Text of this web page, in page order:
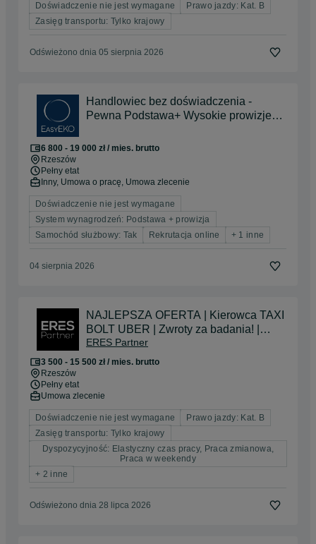
Doświadczenie nie jest wymagane
Prawo jazdy: Kat. B
Zasięg transportu: Tylko krajowy
Odświeżono dnia 05 sierpnia 2026
Handlowiec bez doświadczenia -
Pewna Podstawa+ Wysokie prowizje+
6 800 - 19 000 zł / mies. brutto
Rzeszów
Pełny etat
Inny, Umowa o pracę, Umowa zlecenie
Doświadczenie nie jest wymagane
System wynagrodzeń: Podstawa + prowizja
Samochód służbowy: Tak
Rekrutacja online + 1 inne
04 sierpnia 2026
NAJLEPSZA OFERTA | Kierowca TAXI
BOLT UBER | Zwroty za badania! |
BONUSY dla Kierowców
ERES Partner
3 500 - 15 500 zł / mies. brutto
Rzeszów
Pełny etat
Umowa zlecenie
Doświadczenie nie jest wymagane
Prawo jazdy: Kat. B
Zasięg transportu: Tylko krajowy
Dyspozycyjność: Elastyczny czas pracy, Praca zmianowa,
Praca w weekendy
+ 2 inne
Odświeżono dnia 28 lipca 2026